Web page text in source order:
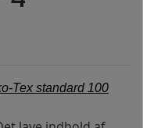
Tex standard 100